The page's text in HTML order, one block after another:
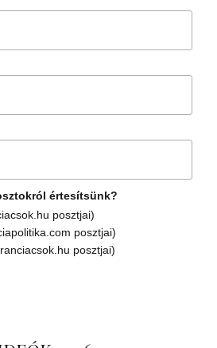
értesítsünk?
posztjai)
posztjai)
posztjai)